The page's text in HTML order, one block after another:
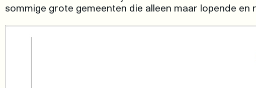
sommige grote gemeenten die alleen maar lopende